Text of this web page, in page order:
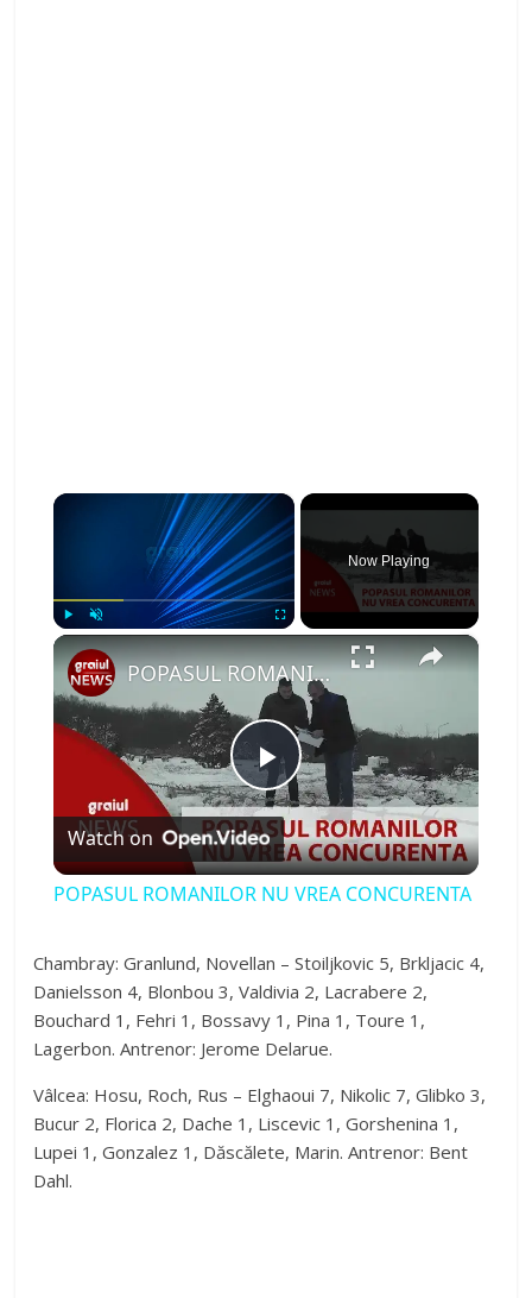
×
Play Unmute Fullscreen
Now Playing
×
P
l
y
i
POPASUL ROMANILOR NU VREA CONCURENTA
Watch on
POPASUL ROMANILOR NU VREA CONCURENTA
Chambray: Granlund, Novellan – Stoiljkovic 5, Brkljacic 4,
Danielsson 4, Blonbou 3, Valdivia 2, Lacrabere 2,
Bouchard 1, Fehri 1, Bossavy 1, Pina 1, Toure 1,
Lagerbon. Antrenor: Jerome Delarue.
Vâlcea: Hosu, Roch, Rus – Elghaoui 7, Nikolic 7, Glibko 3,
Bucur 2, Florica 2, Dache 1, Liscevic 1, Gorshenina 1,
Lupei 1, Gonzalez 1, Dăscălete, Marin. Antrenor: Bent
Dahl.